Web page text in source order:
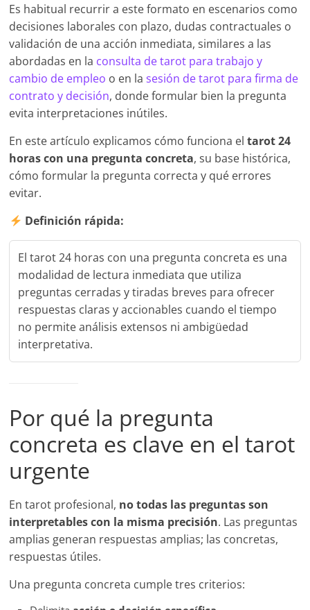
Es habitual recurrir a este formato en escenarios como
decisiones laborales con plazo, dudas contractuales o
validación de una acción inmediata, similares a las
abordadas en la consulta de tarot para trabajo y
cambio de empleo o en lasesión de tarot para firma de
contrato y decisión, donde formular bien la pregunta
evita interpretaciones inútiles.
En este artículo explicamos cómo funciona eltarot 24
horas con una pregunta concreta, su base histórica,
cómo formular la pregunta correcta y qué errores
evitar.
Definición rápida:
El tarot 24 horas con una pregunta concreta es una
modalidad de lectura inmediata que utiliza
preguntas cerradas y tiradas breves para ofrecer
respuestas claras y accionables cuando el tiempo
no permite análisis extensos ni ambigüedad
interpretativa.
Por qué la pregunta
concreta es clave en el tarot
urgente
En tarot profesional, no todas las preguntas son
interpretables con la misma precisión. Las preguntas
amplias generan respuestas amplias; las concretas,
respuestas útiles.
Una pregunta concreta cumple tres criterios: